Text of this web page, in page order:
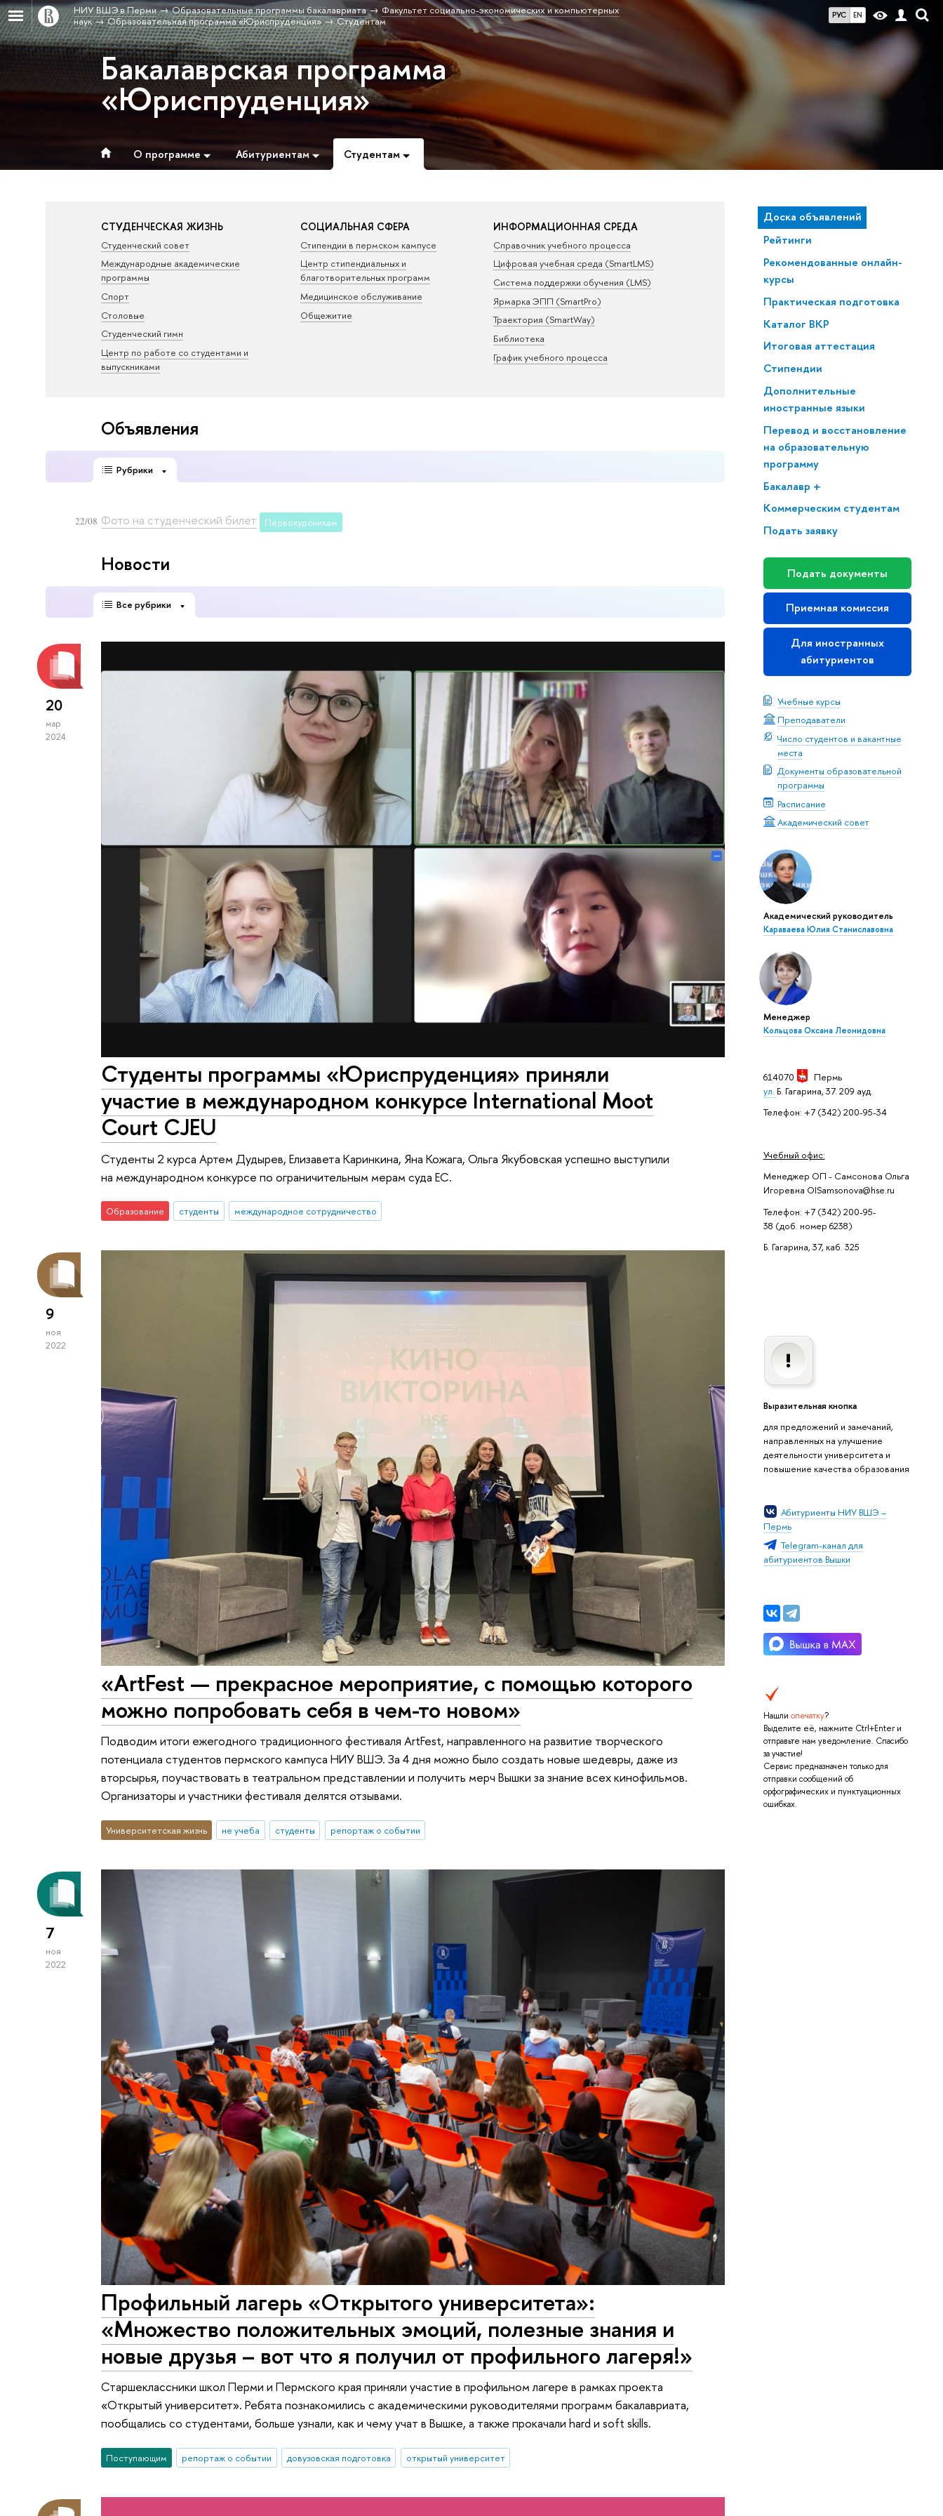
РУС EN
НИУ ВШЭ в Перми Образовательные программы бакалавриата
Факультет социально-экономических и компьютерных
наук
Образовательная программа «Юриспруденция» Студентам
Бакалаврская программа
«Юриспруденция»
О программе Абитуриентам Студентам
Доска объявлений
Рейтинги
Рекомендованные онлайн-
курсы
Практическая подготовка
Каталог ВКР
Итоговая аттестация
Стипендии
Дополнительные
иностранные языки
Перевод и восстановление
на образовательную
программу
Бакалавр +
Коммерческим студентам
Подать заявку
Подать документы
Приемная комиссия
Для иностранных
абитуриентов
Учебные курсы
Преподаватели
Число студентов и вакантные
места
Документы образовательной
программы
Расписание
Академический совет
Академический руководитель
Караваева Юлия Станиславовна
Менеджер
Кольцова Оксана Леонидовна
614070
Пермь
ул. Б. Гагарина, 37. 209 ауд.
Телефон: +7 (342) 200-95-34
Учебный офис:
Менеджер ОП - Самсонова Ольга
Игоревна OISamsonova@hse.ru
Телефон: +7 (342) 200-95-
38 (доб. номер 6238)
Б. Гагарина, 37, каб. 325
Выразительная кнопка
для предложений и замечаний,
направленных на улучшение
деятельности университета и
повышение качества образования
Абитуриенты НИУ ВШЭ –
Пермь
Telegram-канал для
абитуриентов Вышки
Нашли опечатку?
Выделите её, нажмите Ctrl+Enter и
отправьте нам уведомление. Спасибо
за участие!
Сервис предназначен только для
отправки сообщений об
орфографических и пунктуационных
ошибках.
СТУДЕНЧЕСКАЯ ЖИЗНЬ
Студенческий совет
Международные академические
программы
Спорт
Столовые
Студенческий гимн
Центр по работе со студентами и
выпускниками
СОЦИАЛЬНАЯ СФЕРА
Стипендии в пермском кампусе
Центр стипендиальных и
благотворительных программ
Медицинское обслуживание
Общежитие
ИНФОРМАЦИОННАЯ СРЕДА
Справочник учебного процесса
Цифровая учебная среда (SmartLMS)
Система поддержки обучения (LMS)
Ярмарка ЭПП (SmartPro)
Траектория (SmartWay)
Библиотека
График учебного процесса
Объявления
Рубрики
22/08 Фото на студенческий билет Первокурсникам
Новости
Все рубрики
20
мар
2024
Студенты программы «Юриспруденция» приняли
участие в международном конкурсе International Moot
Court CJEU
Студенты 2 курса Артем Дудырев, Елизавета Каринкина, Яна Кожага, Ольга Якубовская успешно выступили
на международном конкурсе по ограничительным мерам суда ЕС.
Образование студенты международное сотрудничество
9
ноя
2022
«АrtFest — прекрасное мероприятие, с помощью которого
можно попробовать себя в чем-то новом»
Подводим итоги ежегодного традиционного фестиваля ArtFest, направленного на развитие творческого
потенциала студентов пермского кампуса НИУ ВШЭ. За 4 дня можно было создать новые шедевры, даже из
вторсырья, поучаствовать в театральном представлении и получить мерч Вышки за знание всех кинофильмов.
Организаторы и участники фестиваля делятся отзывами.
Университетская жизнь не учеба студенты репортаж о событии
7
ноя
2022
Профильный лагерь «Открытого университета»:
«Множество положительных эмоций, полезные знания и
новые друзья – вот что я получил от профильного лагеря!»
Старшеклассники школ Перми и Пермского края приняли участие в профильном лагере в рамках проекта
«Открытый университет». Ребята познакомились с академическими руководителями программ бакалавриата,
пообщались со студентами, больше узнали, как и чему учат в Вышке, а также прокачали hard и soft skills.
Поступающим репортаж о событии довузовская подготовка открытый университет